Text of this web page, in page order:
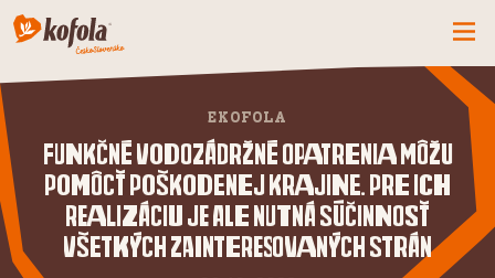
SPOZNAJ FIRMU
KOFOLA
PRODUKTY
PRIDAJ SA K NÁM
EKOFOLA
Funkčné vodozádržné opatrenia môžu
pomôcť poškodenej krajine. Pre ich
realizáciu je ale nutná súčinnosť
všetkých zainteresovaných strán